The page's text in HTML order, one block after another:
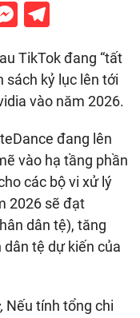
TikTok đang “tất
sách kỷ lục lên tới
vào năm 2026.
đang lên
vào hạ tầng phần
các bộ vi xử lý
2026 sẽ đạt
dân tệ), tăng
tệ dự kiến của
Nếu tính tổng chi